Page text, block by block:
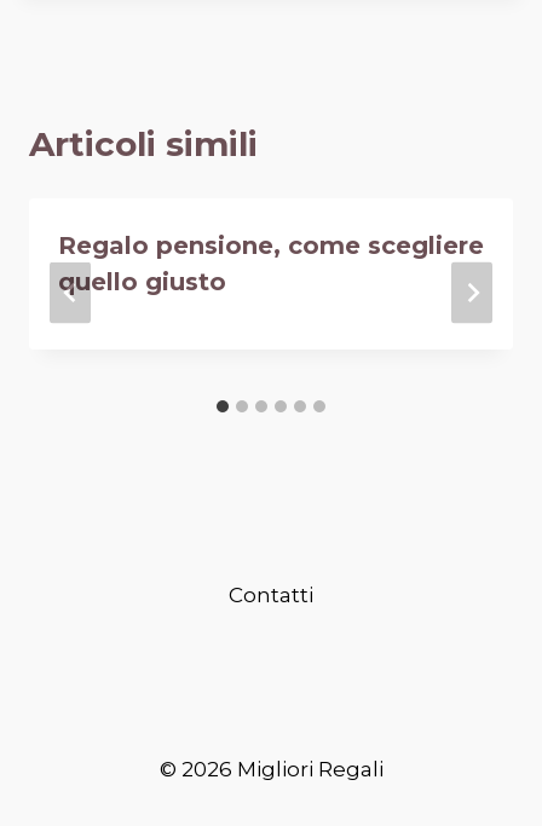
Articoli simili
Regalo pensione, come scegliere
quello giusto
Contatti
© 2026 Migliori Regali